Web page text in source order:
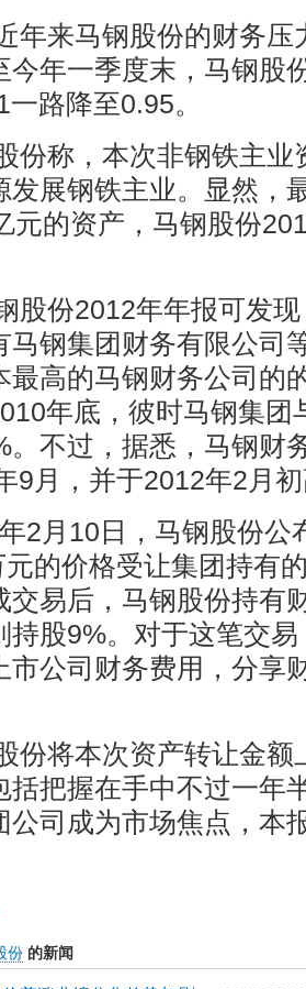
年来马钢股份的财务压
今年一季度末，马钢股
一路降至0.95。
份称，本次非钢铁主业
发展钢铁主业。显然，
元的资产，马钢股份
股份2012年年报可发
马钢集团财务有限公司
最高的马钢财务公司的
年底，彼时马钢集团
。不过，据悉，马钢财
9月，并于2012年2月
2月10日，马钢股份公
的价格受让集团持有
交易后，马钢股份持有
持股9%。对于这笔交
市公司财务费用，分享
份将本次资产转让金额
括把握在手中不过一年
公司成为市场焦点，本
份 的新闻